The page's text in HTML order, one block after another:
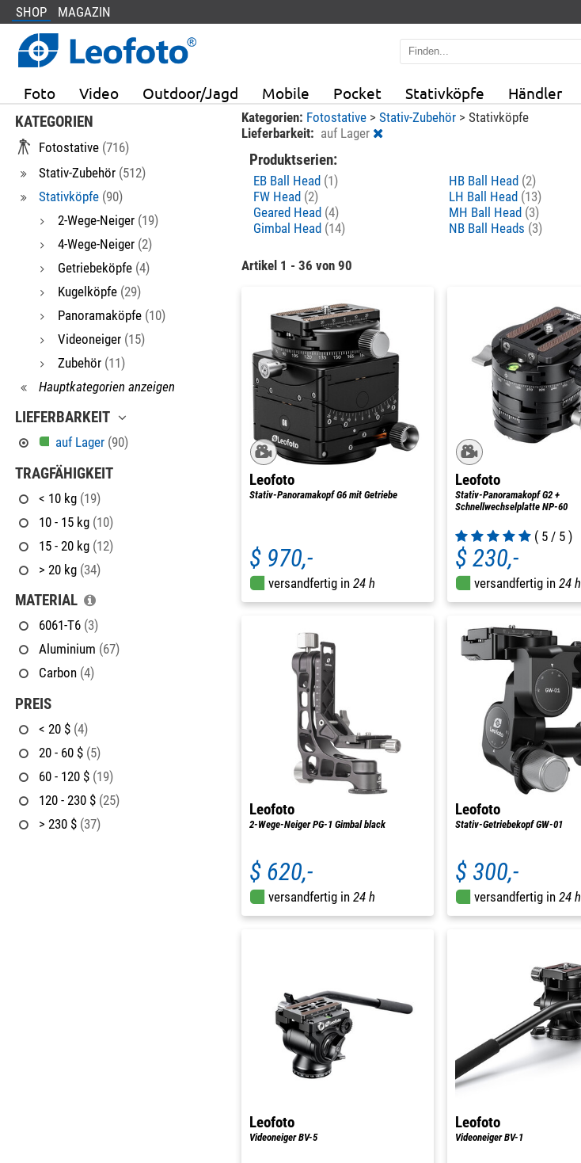
SHOP MAGAZIN
Foto Video Outdoor/Jagd Mobile Pocket Stativköpfe Händler
KATEGORIEN
Fotostative (716)
Stativ-Zubehör (512)
Stativköpfe (90)
2-Wege-Neiger (19)
4-Wege-Neiger (2)
Getriebeköpfe (4)
Kugelköpfe (29)
Panoramaköpfe (10)
Videoneiger (15)
Zubehör (11)
Hauptkategorien anzeigen
LIEFERBARKEIT
auf Lager (90)
TRAGFÄHIGKEIT
< 10 kg (19)
10 - 15 kg (10)
15 - 20 kg (12)
> 20 kg (34)
MATERIAL
6061-T6 (3)
Aluminium (67)
Carbon (4)
PREIS
< 20 $ (4)
20 - 60 $ (5)
60 - 120 $ (19)
120 - 230 $ (25)
> 230 $ (37)
Kategorien: Fotostative > Stativ-Zubehör > Stativköpfe
Lieferbarkeit: auf Lager
Produktserien:
EB Ball Head (1)
FW Head (2)
Geared Head (4)
Gimbal Head (14)
HB Ball Head (2)
LH Ball Head (13)
MH Ball Head (3)
NB Ball Heads (3)
Artikel 1 - 36 von 90
Leofoto
Stativ-Panoramakopf G6 mit Getriebe
$ 970,-
versandfertig in 24 h
Leofoto
Stativ-Panoramakopf G2 +
Schnellwechselplatte NP-60
( 5 / 5 )
$ 230,-
versandfertig in 24 h
Leofoto
2-Wege-Neiger PG-1 Gimbal black
$ 620,-
versandfertig in 24 h
Leofoto
Stativ-Getriebekopf GW-01
$ 300,-
versandfertig in 24 h
Leofoto
Videoneiger BV-5
Leofoto
Videoneiger BV-1